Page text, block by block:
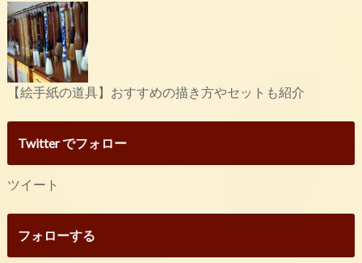
【絵手紙の道具】おすすめの描き方やセットも紹介
Twitter でフォロー
ツイート
フォローする